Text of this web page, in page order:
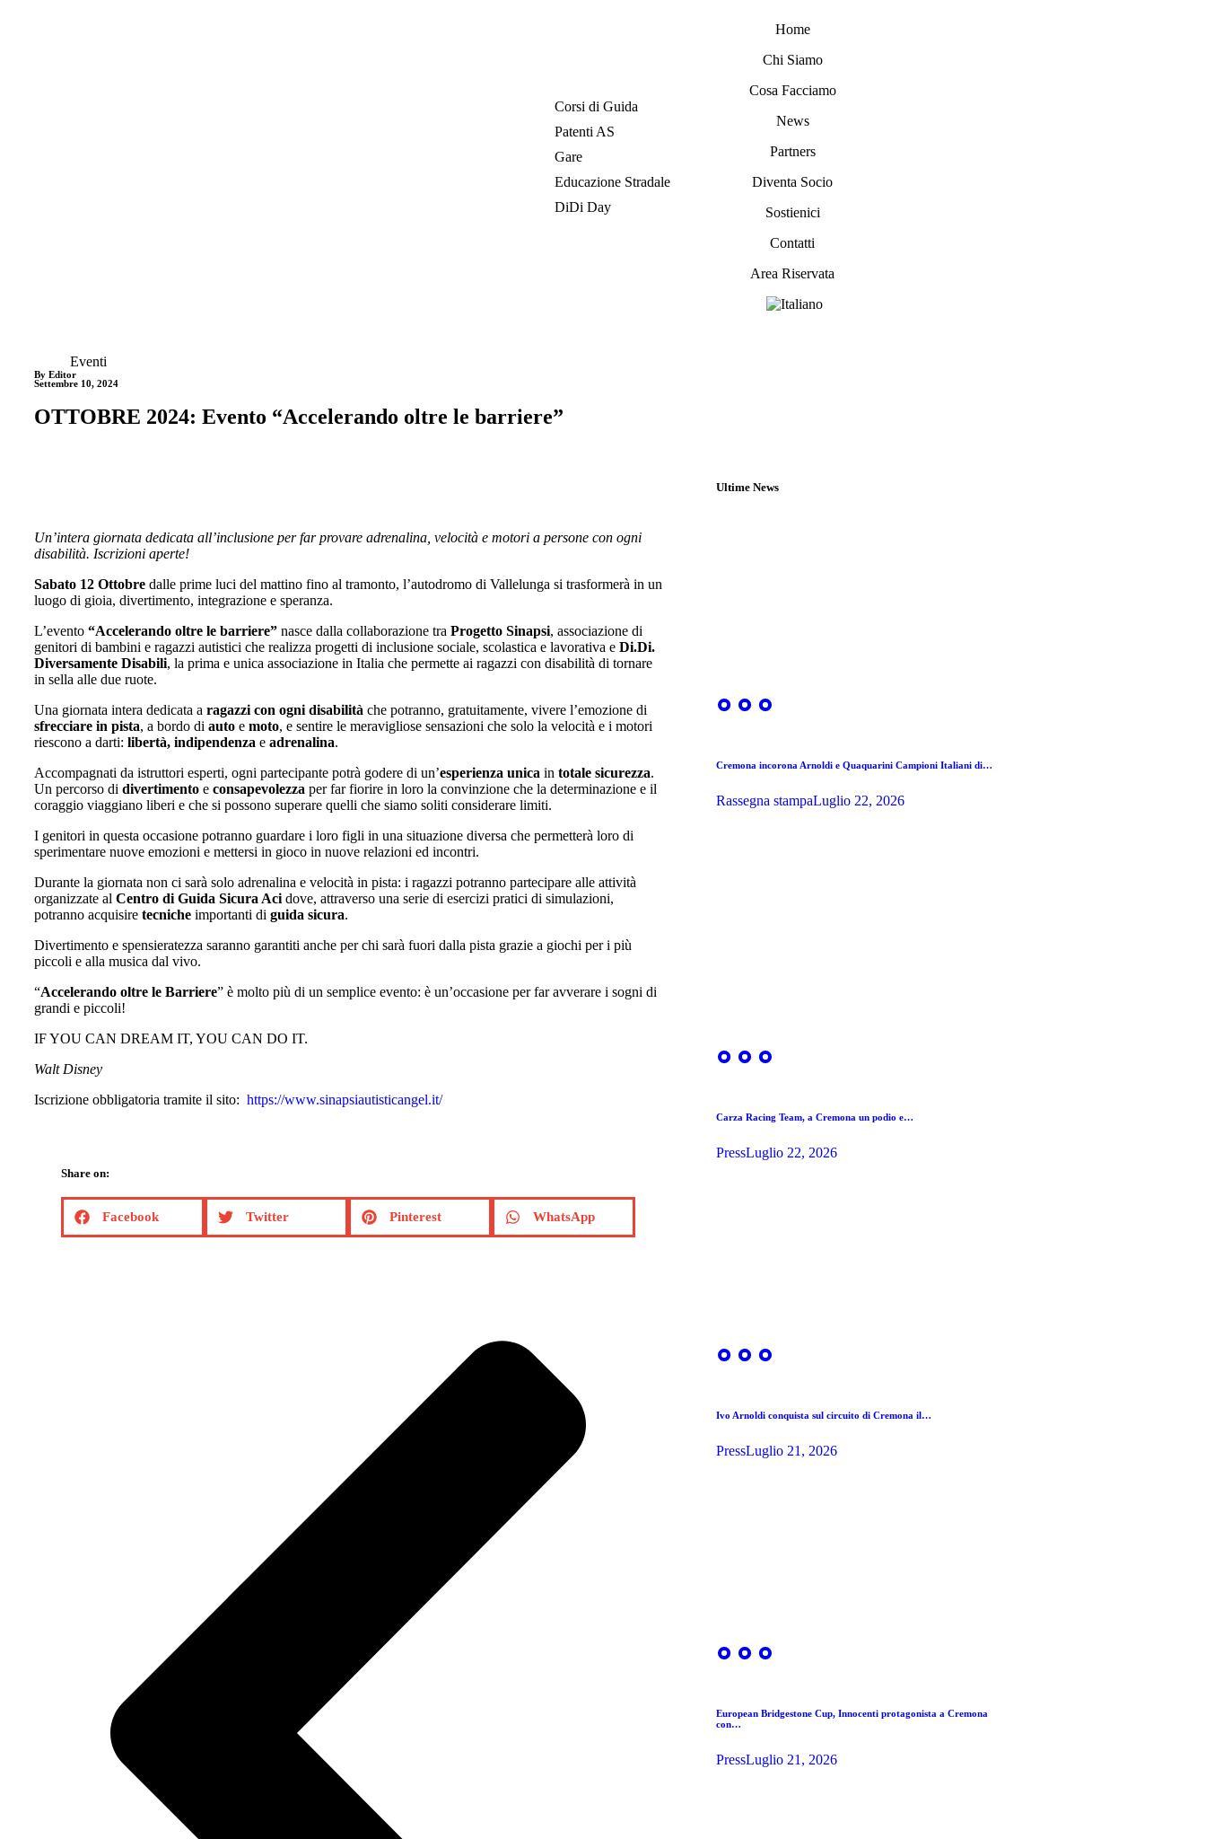
Home
Chi Siamo
Cosa Facciamo
Corsi di Guida
Patenti AS
Gare
Educazione Stradale
DiDi Day
News
Partners
Diventa Socio
Sostienici
Contatti
Area Riservata
Eventi
By Editor
Settembre 10, 2024
OTTOBRE 2024: Evento “Accelerando oltre le barriere”
Un’intera giornata dedicata all’inclusione per far provare adrenalina, velocità e motori a persone con ogni
disabilità. Iscrizioni aperte!
Sabato 12 Ottobre dalle prime luci del mattino fino al tramonto, l’autodromo di Vallelunga si trasformerà in un
luogo di gioia, divertimento, integrazione e speranza.
L’evento “Accelerando oltre le barriere” nasce dalla collaborazione tra Progetto Sinapsi, associazione di
genitori di bambini e ragazzi autistici che realizza progetti di inclusione sociale, scolastica e lavorativa e Di.Di.
Diversamente Disabili, la prima e unica associazione in Italia che permette ai ragazzi con disabilità di tornare
in sella alle due ruote.
Una giornata intera dedicata a ragazzi con ogni disabilità che potranno, gratuitamente, vivere l’emozione di
sfrecciare in pista, a bordo di auto e moto, e sentire le meravigliose sensazioni che solo la velocità e i motori
riescono a darti: libertà, indipendenza e adrenalina.
Accompagnati da istruttori esperti, ogni partecipante potrà godere di un’esperienza unica in totale sicurezza.
Un percorso di divertimento e consapevolezza per far fiorire in loro la convinzione che la determinazione e il
coraggio viaggiano liberi e che si possono superare quelli che siamo soliti considerare limiti.
I genitori in questa occasione potranno guardare i loro figli in una situazione diversa che permetterà loro di
sperimentare nuove emozioni e mettersi in gioco in nuove relazioni ed incontri.
Durante la giornata non ci sarà solo adrenalina e velocità in pista: i ragazzi potranno partecipare alle attività
organizzate al Centro di Guida Sicura Aci dove, attraverso una serie di esercizi pratici di simulazioni,
potranno acquisire tecniche importanti di guida sicura.
Divertimento e spensieratezza saranno garantiti anche per chi sarà fuori dalla pista grazie a giochi per i più
piccoli e alla musica dal vivo.
“Accelerando oltre le Barriere” è molto più di un semplice evento: è un’occasione per far avverare i sogni di
grandi e piccoli!
IF YOU CAN DREAM IT, YOU CAN DO IT.
Walt Disney
Iscrizione obbligatoria tramite il sito: https://www.sinapsiautisticangel.it/
Share on:
Facebook Twitter Pinterest WhatsApp
Ultime News
Cremona incorona Arnoldi e Quaquarini Campioni Italiani di…
Rassegna stampaLuglio 22, 2026
Carza Racing Team, a Cremona un podio e…
PressLuglio 22, 2026
Ivo Arnoldi conquista sul circuito di Cremona il…
PressLuglio 21, 2026
European Bridgestone Cup, Innocenti protagonista a Cremona
con…
PressLuglio 21, 2026